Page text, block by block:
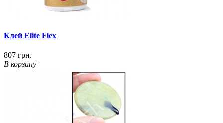
Клей Elite Flex
807 грн.
В корзину